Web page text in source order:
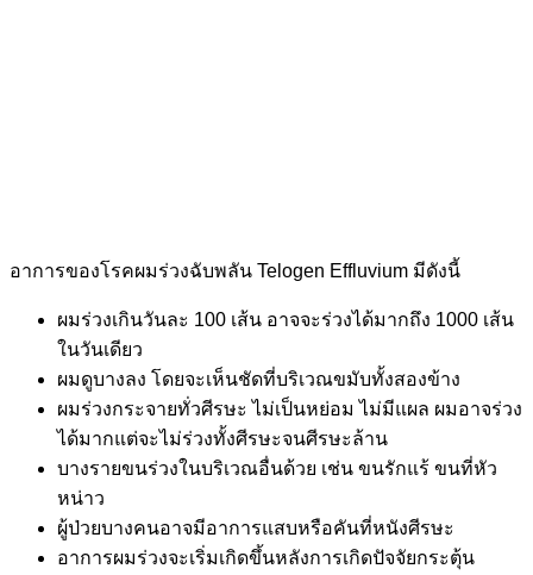
อาการของโรคผมร่วงฉับพลัน Telogen Effluvium มีดังนี้
ผมร่วงเกินวันละ 100 เส้น อาจจะร่วงได้มากถึง 1000 เส้น
ในวันเดียว
ผมดูบางลง โดยจะเห็นชัดที่บริเวณขมับทั้งสองข้าง
ผมร่วงกระจายทั่วศีรษะ ไม่เป็นหย่อม ไม่มีแผล ผมอาจร่วง
ได้มากแต่จะไม่ร่วงทั้งศีรษะจนศีรษะล้าน
บางรายขนร่วงในบริเวณอื่นด้วย เช่น ขนรักแร้ ขนที่หัว
หน่าว
ผู้ป่วยบางคนอาจมีอาการแสบหรือคันที่หนังศีรษะ
อาการผมร่วงจะเริ่มเกิดขึ้นหลังการเกิดปัจจัยกระตุ้น